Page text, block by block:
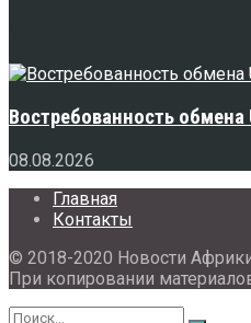
Востребованность
08.08.2026
Главная
Контакты
© 2018-2020 Новости Африки
При копировании